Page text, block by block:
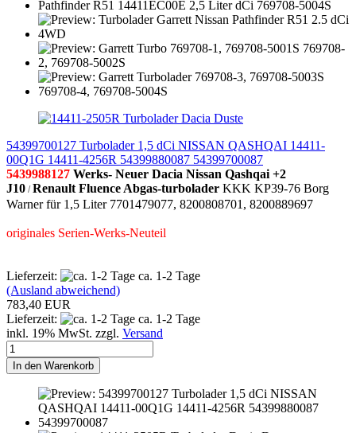
54399700127 Turbolader 1,5 dCi NISSAN QASHQAI 14411-
00Q1G 14411-4256R 54399880087 54399700087
5439988127 Werks- Neuer Dacia Nissan Qashqai +2
J10 /Renault Fluence Abgas-turbolader KKK KP39-76 Borg
Warner für 1,5 Liter 7701479077, 8200808701, 8200889697
originales Serien-Werks-Neuteil
Lieferzeit:
ca. 1-2 Tage
(Ausland abweichend)
783,40 EUR
Lieferzeit:
ca. 1-2 Tage
inkl. 19% MwSt. zzgl. Versand
In den Warenkorb